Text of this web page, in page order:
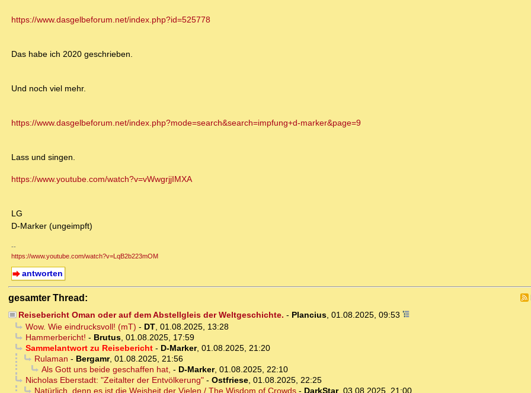
https://www.dasgelbeforum.net/index.php?id=525778
Das habe ich 2020 geschrieben.
Und noch viel mehr.
https://www.dasgelbeforum.net/index.php?mode=search&search=impfung+d-marker&page=9
Lass und singen.
https://www.youtube.com/watch?v=vWwgrjjIMXA
LG
D-Marker (ungeimpft)
--
https://www.youtube.com/watch?v=LqB2b223mOM
antworten
gesamter Thread:
Reisebericht Oman oder auf dem Abstellgleis der Weltgeschichte. - Plancius, 01.08.2025, 09:53
Wow. Wie eindrucksvoll! (mT) - DT, 01.08.2025, 13:28
Hammerbericht! - Brutus, 01.08.2025, 17:59
Sammelantwort zu Reisebericht- D-Marker, 01.08.2025, 21:20
Rulaman - Bergamr, 01.08.2025, 21:56
Als Gott uns beide geschaffen hat, - D-Marker, 01.08.2025, 22:10
Nicholas Eberstadt: "Zeitalter der Entvölkerung"- Ostfriese, 01.08.2025, 22:25
Natürlich, denn es ist die Weisheit der Vielen / The Wisdom of Crowds- DarkStar, 03.08.2025, 21:00